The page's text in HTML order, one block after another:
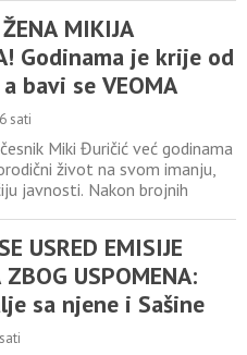
Srbima u Nezavisnoj Državi
je rođen u Bosanskom
u Kninu, gde ga je
je u bivšoj Jugoslaviji počeo
ŽENA MIKIJA
Godinama je krije od
bavi se VEOMA
POSLOM!
sati
Miki Đuričić već godinama
život na svom imanju,
javnosti. Nakon brojnih
privatni život čuva daleko od
Njegova supruga Angelina
je profesorka i uspešno
USRED EMISIJE
USPOMENA:
sa njene i Sašine
danas niko nije znao